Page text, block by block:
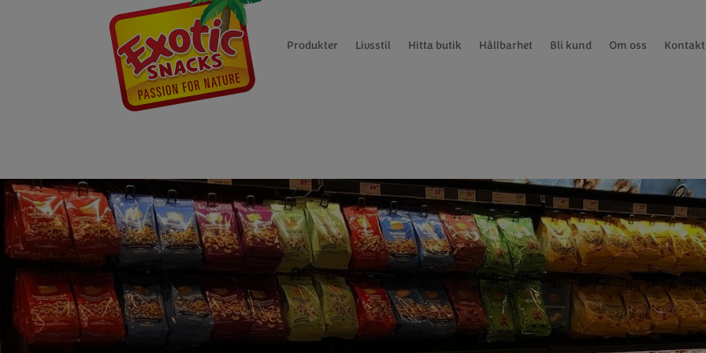
Produkter Livsstil Hitta butik Hållbarhet Bli kund Om oss Kontakt